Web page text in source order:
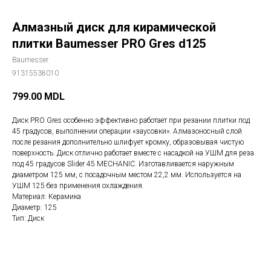
Алмазный диск для кирамической
плитки Baumesser PRO Gres d125
Baumesser
91315538010
799.00 MDL
Диск PRO Gres особенно эффективно работает при резании плитки под
45 градусов, выполнении операции «заусовки». Алмазоносный слой
после резания дополнительно шлифует кромку, образовывая чистую
поверхность. Диск отлично работает вместе с насадкой на УШМ для реза
под 45 градусов Slider 45 MECHANIC. Изготавливается наружным
диаметром 125 мм, с посадочным местом 22,2 мм. Используется на
УШМ 125 без применения охлаждения.
Материал: Керамика
Диаметр: 125
Тип: Диск